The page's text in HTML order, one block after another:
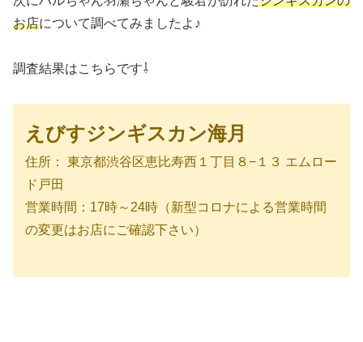
お店について調べてみましたよ♪
調査結果はこちらです⇩
えびすジンギスカン海月
住所： 東京都渋谷区恵比寿西１丁目８−１３ エムロー
ド戸田
営業時間：17時～24時（新型コロナによる営業時間
の変更はお店にご確認下さい）